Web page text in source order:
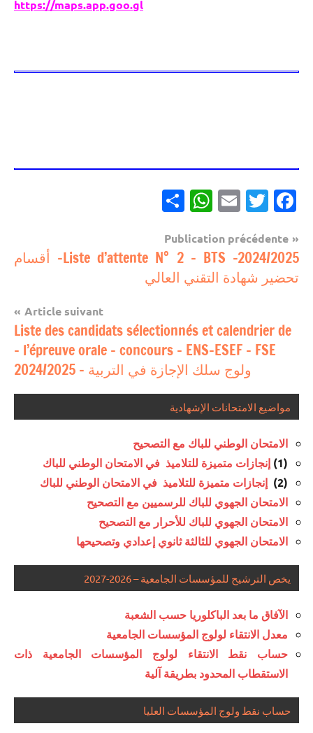
https://maps.app.goo.gl
Facebook
Twitter
Email
WhatsApp
مباريات
Navigation
de
l’article
Publication précédente
Liste d’attente N° 2 – BTS -2024/2025- أقسام
تحضير شهادة التقني العالي
Article suivant
Liste des candidats sélectionnés et calendrier de
l’épreuve orale – concours – ENS-ESEF – FSE –
ولوج سلك الإجازة في التربية – 2024/2025
مواضيع الامتحانات الإشهادية
الامتحان الوطني للباك مع التصحيح
(1)
إنجازات متميزة للتلاميذ في الامتحان الوطني للباك
(2)
إنجازات متميزة للتلاميذ في الامتحان الوطني للباك
الامتحان الجهوي للباك للرسميين مع التصحيح
الامتحان الجهوي للباك للأحرار مع التصحيح
الامتحان الجهوي للثالثة ثانوي إعدادي وتصحيحها
يخص الترشيح للمؤسسات الجامعية – 2026-2027
الآفاق ما بعد الباكلوريا حسب الشعبة
معدل الانتقاء لولوج المؤسسات الجامعية
حساب نقط الانتقاء لولوج المؤسسات الجامعية ذات
الاستقطاب المحدود بطريقة آلية
حساب نقط ولوج المؤسسات العليا